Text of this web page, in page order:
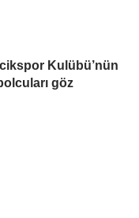
Kulübü’nün
göz